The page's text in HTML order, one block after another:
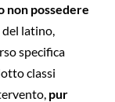
non possedere
del latino,
specifica
classi
pur